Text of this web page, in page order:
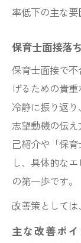
率低下の主な要
保育士面接落
保育士面接で
げるための貴
冷静に振り返
志望動機の伝
己紹介や「保
し、具体的な
の第一歩です。
改善策としては
主な改善ポイ